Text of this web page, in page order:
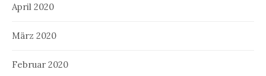
April 2020
März 2020
Februar 2020